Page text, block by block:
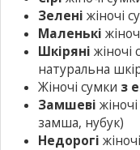
Зелені жіночі
Маленькі
Шкіряні жіночі
натуральна
Жіночі сумки з
Замшеві
замша, нубук)
Недорогі